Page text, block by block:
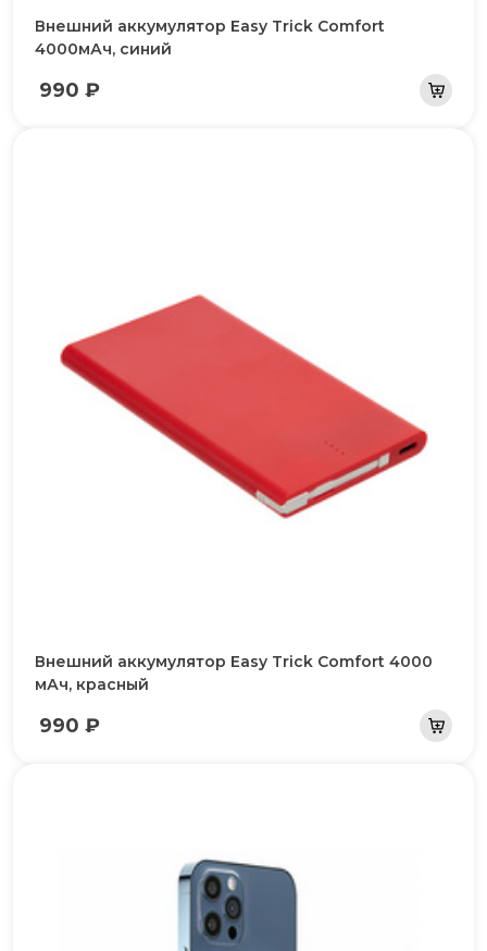
Внешний аккумулятор Easy Trick Comfort
4000мАч, синий
990 ₽
Внешний аккумулятор Easy Trick Comfort 4000
мАч, красный
990 ₽